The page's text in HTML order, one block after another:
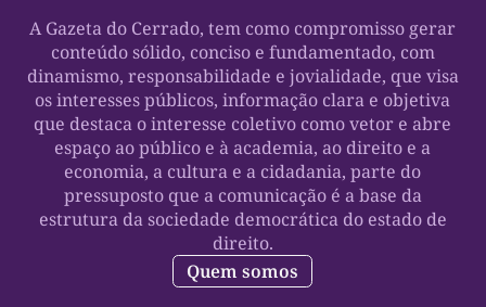
A Gazeta do Cerrado, tem como compromisso gerar
conteúdo sólido, conciso e fundamentado, com
dinamismo, responsabilidade e jovialidade, que visa
os interesses públicos, informação clara e objetiva
que destaca o interesse coletivo como vetor e abre
espaço ao público e à academia, ao direito e a
economia, a cultura e a cidadania, parte do
pressuposto que a comunicação é a base da
estrutura da sociedade democrática do estado de
direito.
Quem somos